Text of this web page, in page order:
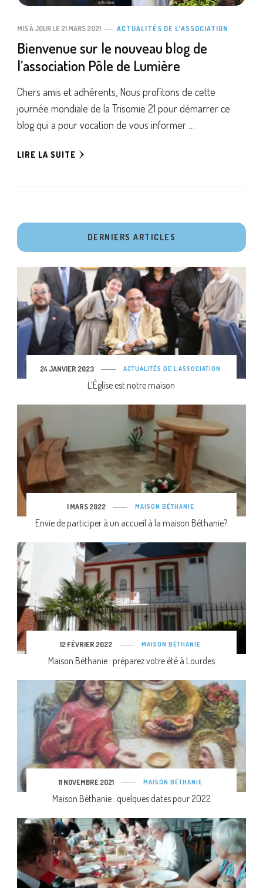
MIS À JOUR LE 21 MARS 2021 ACTUALITÉS DE L'ASSOCIATION
Bienvenue sur le nouveau blog de
l’association Pôle de Lumière
Chers amis et adhérents, Nous profitons de cette
journée mondiale de la Trisomie 21 pour démarrer ce
blog qui a pour vocation de vous informer …
LIRE LA SUITE
DERNIERS ARTICLES
ACTUALITÉS DE L'ASSOCIATION
L’Église est notre maison
24 JANVIER 2023
MAISON BÉTHANIE
Envie de participer à un accueil à la maison Béthanie?
1 MARS 2022
MAISON BÉTHANIE
Maison Béthanie : préparez votre été à Lourdes
12 FÉVRIER 2022
MAISON BÉTHANIE
Maison Béthanie : quelques dates pour 2022
11 NOVEMBRE 2021